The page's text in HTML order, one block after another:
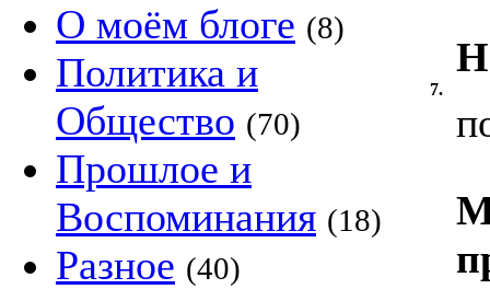
О моём блоге (8)
Политика и
Общество (70)
Прошлое и
Воспоминания (18)
Разное (40)
7.